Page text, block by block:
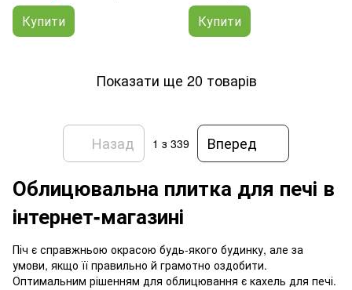
Купити Купити
Показати ще 20 товарів
Назад 1 з 339 Вперед
Облицювальна плитка для печі в
інтернет-магазині
Піч є справжньою окрасою будь-якого будинку, але за
умови, якщо її правильно й грамотно оздобити.
Оптимальним рішенням для облицювання є кахель для печі.